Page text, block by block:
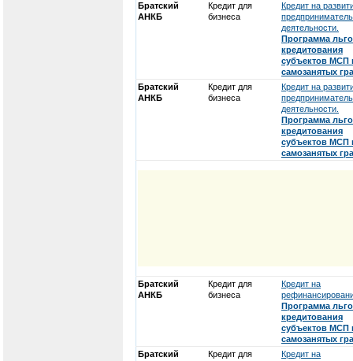
Братский
АНКБ
Кредит для
бизнеса
Кредит на
деятельности.
Программа
кредитования
субъектов МСП
самозанятых
Братский
АНКБ
Кредит для
бизнеса
Кредит на
деятельности.
Программа
кредитования
субъектов МСП
самозанятых
Братский
АНКБ
Кредит для
бизнеса
Кредит на
Программа
кредитования
субъектов МСП
самозанятых
Братский
Кредит для
Кредит на